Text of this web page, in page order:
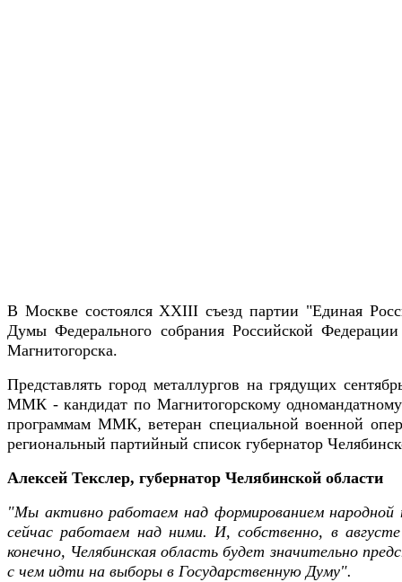
В Москве состоялся XXIII съезд партии "Единая
Думы Федерального собрания Российской
Магнитогорска.
Представлять город металлургов на грядущих
ММК - кандидат по Магнитогорскому
программам ММК, ветеран специальной военной
региональный партийный список губернатор
Алексей Текслер, губернатор Челябинской области
"Мы активно работаем над формированием
сейчас работаем над ними. И, собственно, в
конечно, Челябинская область будет значительно
с чем идти на выборы в Государственную Думу".